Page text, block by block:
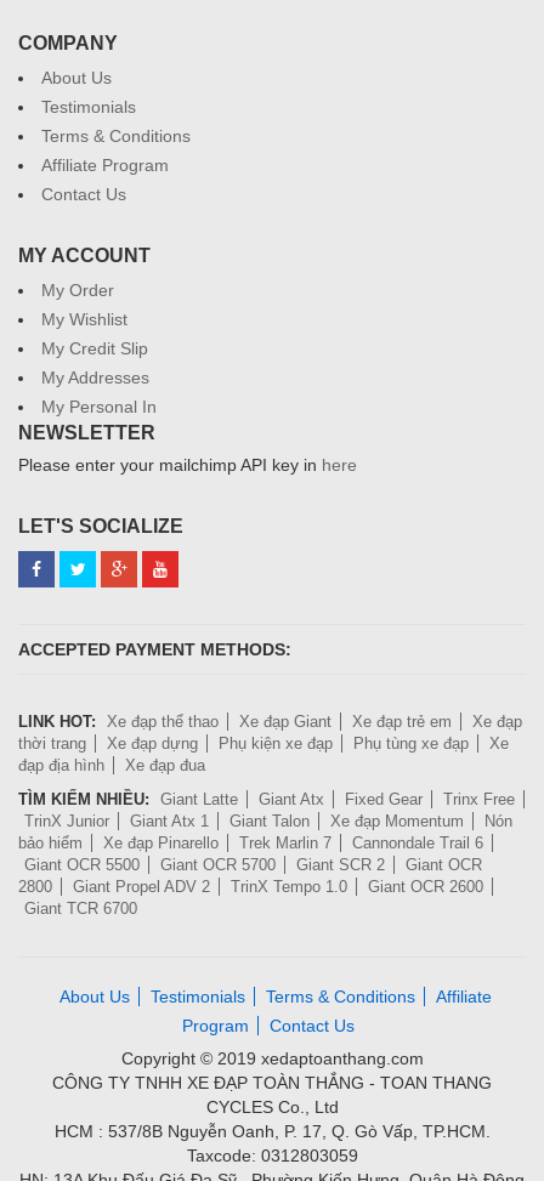
COMPANY
About Us
Testimonials
Terms & Conditions
Affiliate Program
Contact Us
MY ACCOUNT
My Order
My Wishlist
My Credit Slip
My Addresses
My Personal In
NEWSLETTER
Please enter your mailchimp API key in here
LET'S SOCIALIZE
ACCEPTED PAYMENT METHODS:
LINK HOT: Xe đạp thể thao Xe đạp Giant Xe đạp trẻ em
Xe đạp
thời trang
Xe đạp dựng Phụ kiện xe đạp Phụ tùng xe đạp
Xe
đạp địa hình
Xe đạp đua
TÌM KIẾM NHIỀU:
Giant Latte Giant Atx Fixed Gear
Trinx Free
TrinX Junior
Giant Atx 1 Giant Talon Xe đạp Momentum
Nón
bảo hiểm
Xe đạp Pinarello Trek Marlin 7
Cannondale Trail 6
Giant OCR 5500
Giant OCR 5700 Giant SCR 2
Giant OCR
2800
Giant Propel ADV 2 TrinX Tempo 1.0
Giant OCR 2600
Giant TCR 6700
About Us Testimonials Terms & Conditions
Affiliate
Program
Contact Us
Copyright © 2019 xedaptoanthang.com
CÔNG TY TNHH XE ĐẠP TOÀN THẮNG - TOAN THANG
CYCLES Co., Ltd
HCM : 537/8B Nguyễn Oanh, P. 17, Q. Gò Vấp, TP.HCM.
Taxcode: 0312803059